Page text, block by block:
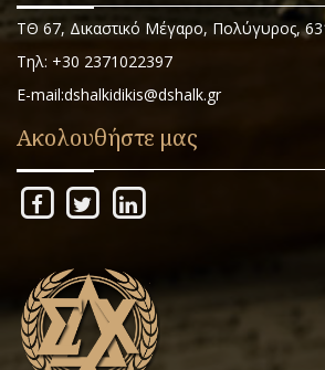
ΤΘ 67, Δικαστικό Μέγαρο, Πολύγυρος,
Τηλ: +30 2371022397
E-mail:dshalkidikis@dshalk.gr
Ακολουθήστε μας